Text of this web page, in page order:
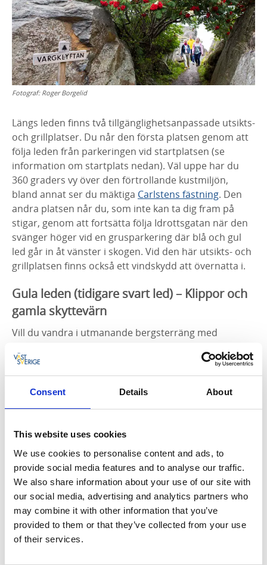
Consent Details About
This website uses cookies
We use cookies to personalise content and ads, to
provide social media features and to analyse our traffic.
We also share information about your use of our site with
our social media, advertising and analytics partners who
may combine it with other information that you’ve
provided to them or that they’ve collected from your use
of their services.
Fotograf: Roger Borgelid
Längs leden finns två tillgänglighetsanpassade utsikts-
och grillplatser. Du når den första platsen genom att
följa leden från parkeringen vid startplatsen (se
information om startplats nedan). Väl uppe har du
360 graders vy över den förtrollande kustmiljön,
bland annat ser du mäktiga Carlstens fästning. Den
andra platsen når du, som inte kan ta dig fram på
stigar, genom att fortsätta följa Idrottsgatan när den
svänger höger vid en grusparkering där blå och gul
led går in åt vänster i skogen. Vid den här utsikts- och
grillplatsen finns också ett vindskydd att övernatta i.
Gula leden (tidigare svart led) – Klippor och
gamla skyttevärn
Vill du vandra i utmanande bergsterräng med
den mest avancerade leden av de tre, med trappor
och spänger som passerar klippor och gamla
skyttevärn utmed havslinjen. Leden erbjuder flera